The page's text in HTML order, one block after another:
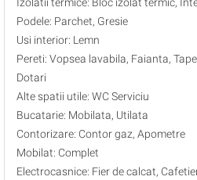
Podele: Parchet, Gresie
Usi interior: Lemn
Pereti: Vopsea lavabila, Faianta,
Dotari
Alte spatii utile: WC Serviciu
Bucatarie: Mobilata, Utilata
Contorizare: Contor gaz, Apometre
Mobilat: Complet
Electrocasnice: Fier de calcat,